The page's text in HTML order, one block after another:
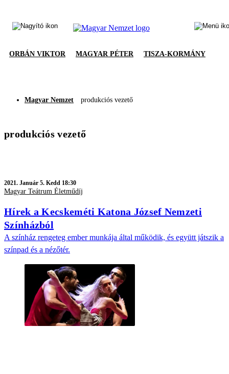
ORBÁN VIKTOR MAGYAR PÉTER TISZA-KORMÁNY
Magyar Nemzet produkciós vezető
produkciós vezető
2021. Január 5. Kedd 18:30
Magyar Teátrum Életműdíj
Hírek a Kecskeméti Katona József Nemzeti
Színházból
A színház rengeteg ember munkája által működik, és együtt játszik a
színpad és a nézőtér.